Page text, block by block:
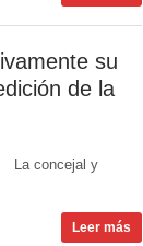
su
de la
La concejal y
Leer más